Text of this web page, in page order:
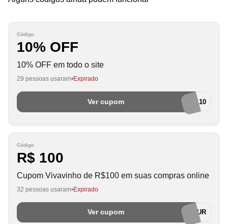
Código
10% OFF
10% OFF em todo o site
29 pessoas usaram Expirado
Ver cupom SOCIAL10
Código
R$ 100
Cupom Vivavinho de R$100 em suas compras online
32 pessoas usaram Expirado
Ver cupom HAPPYHOUR